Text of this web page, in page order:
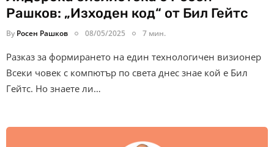
Рашков: „Изходен код“ от Бил Гейтс
By Росен Рашков 08/05/2025 7 мин.
Разказ за формирането на един технологичен визионер
Всеки човек с компютър по света днес знае кой е Бил
Гейтс. Но знаете ли…